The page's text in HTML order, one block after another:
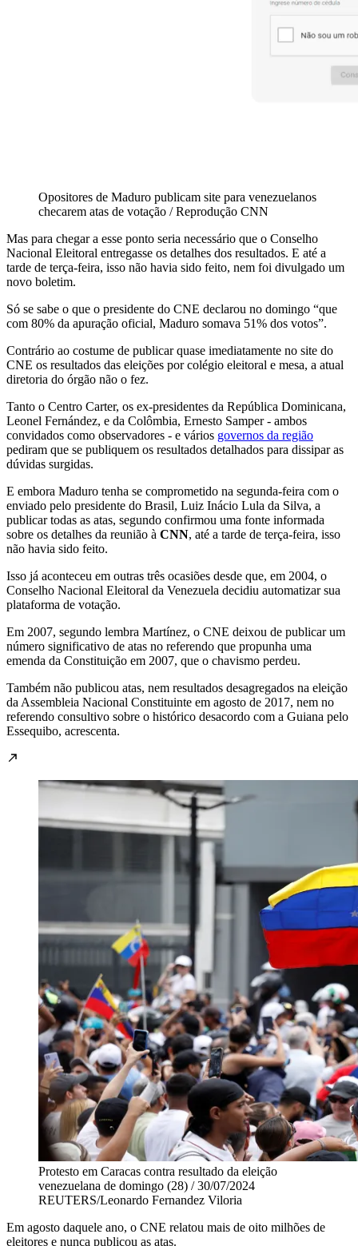
Opositores de Maduro publicam site para venezuelanos
checarem atas de votação / Reprodução CNN
Mas para chegar a esse ponto seria necessário que o Conselho
Nacional Eleitoral entregasse os detalhes dos resultados. E até a
tarde de terça-feira, isso não havia sido feito, nem foi divulgado um
novo boletim.
Só se sabe o que o presidente do CNE declarou no domingo “que
com 80% da apuração oficial, Maduro somava 51% dos votos”.
Contrário ao costume de publicar quase imediatamente no site do
CNE os resultados das eleições por colégio eleitoral e mesa, a atual
diretoria do órgão não o fez.
Tanto o Centro Carter, os ex-presidentes da República Dominicana,
Leonel Fernández, e da Colômbia, Ernesto Samper - ambos
convidados como observadores - e vários governos da região
pediram que se publiquem os resultados detalhados para dissipar as
dúvidas surgidas.
E embora Maduro tenha se comprometido na segunda-feira com o
enviado pelo presidente do Brasil, Luiz Inácio Lula da Silva, a
publicar todas as atas, segundo confirmou uma fonte informada
sobre os detalhes da reunião à CNN, até a tarde de terça-feira, isso
não havia sido feito.
Isso já aconteceu em outras três ocasiões desde que, em 2004, o
Conselho Nacional Eleitoral da Venezuela decidiu automatizar sua
plataforma de votação.
Em 2007, segundo lembra Martínez, o CNE deixou de publicar um
número significativo de atas no referendo que propunha uma
emenda da Constituição em 2007, que o chavismo perdeu.
Também não publicou atas, nem resultados desagregados na eleição
da Assembleia Nacional Constituinte em agosto de 2017, nem no
referendo consultivo sobre o histórico desacordo com a Guiana pelo
Essequibo, acrescenta.
Protesto em Caracas contra resultado da eleição
venezuelana de domingo (28) / 30/07/2024
REUTERS/Leonardo Fernandez Viloria
Em agosto daquele ano, o CNE relatou mais de oito milhões de
eleitores e nunca publicou as atas.